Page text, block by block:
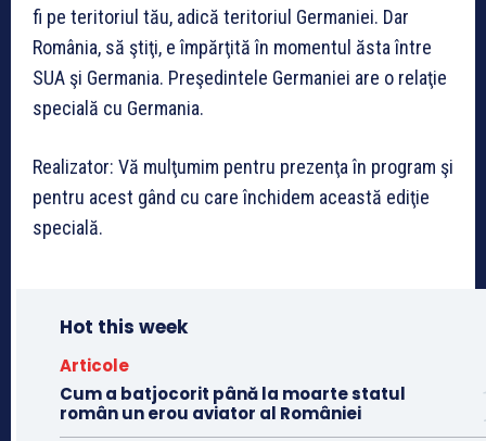
fi pe teritoriul tău, adică teritoriul Germaniei. Dar
România, să ştiţi, e împărţită în momentul ăsta între
SUA şi Germania. Preşedintele Germaniei are o relaţie
specială cu Germania.
Realizator: Vă mulţumim pentru prezenţa în program şi
pentru acest gând cu care închidem această ediţie
specială.
Hot this week
Articole
Cum a batjocorit până la moarte statul
român un erou aviator al României